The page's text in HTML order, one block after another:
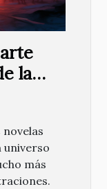
la
universo
más